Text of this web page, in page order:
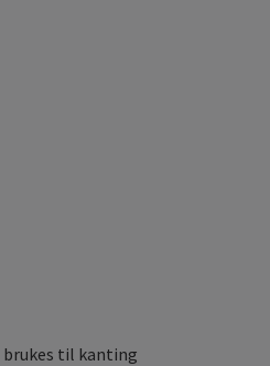
brukes til kanting